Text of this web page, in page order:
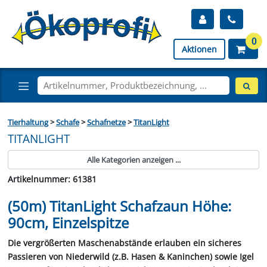
Aktionen
0
Tierhaltung>Schafe>Schafnetze>TitanLight
TITANLIGHT
Alle Kategorien anzeigen ...
Artikelnummer: 61381
(50m) TitanLight Schafzaun Höhe:
90cm, Einzelspitze
Die vergrößerten Maschenabstände erlauben ein sicheres
Passieren von Niederwild (z.B. Hasen & Kaninchen) sowie Igel